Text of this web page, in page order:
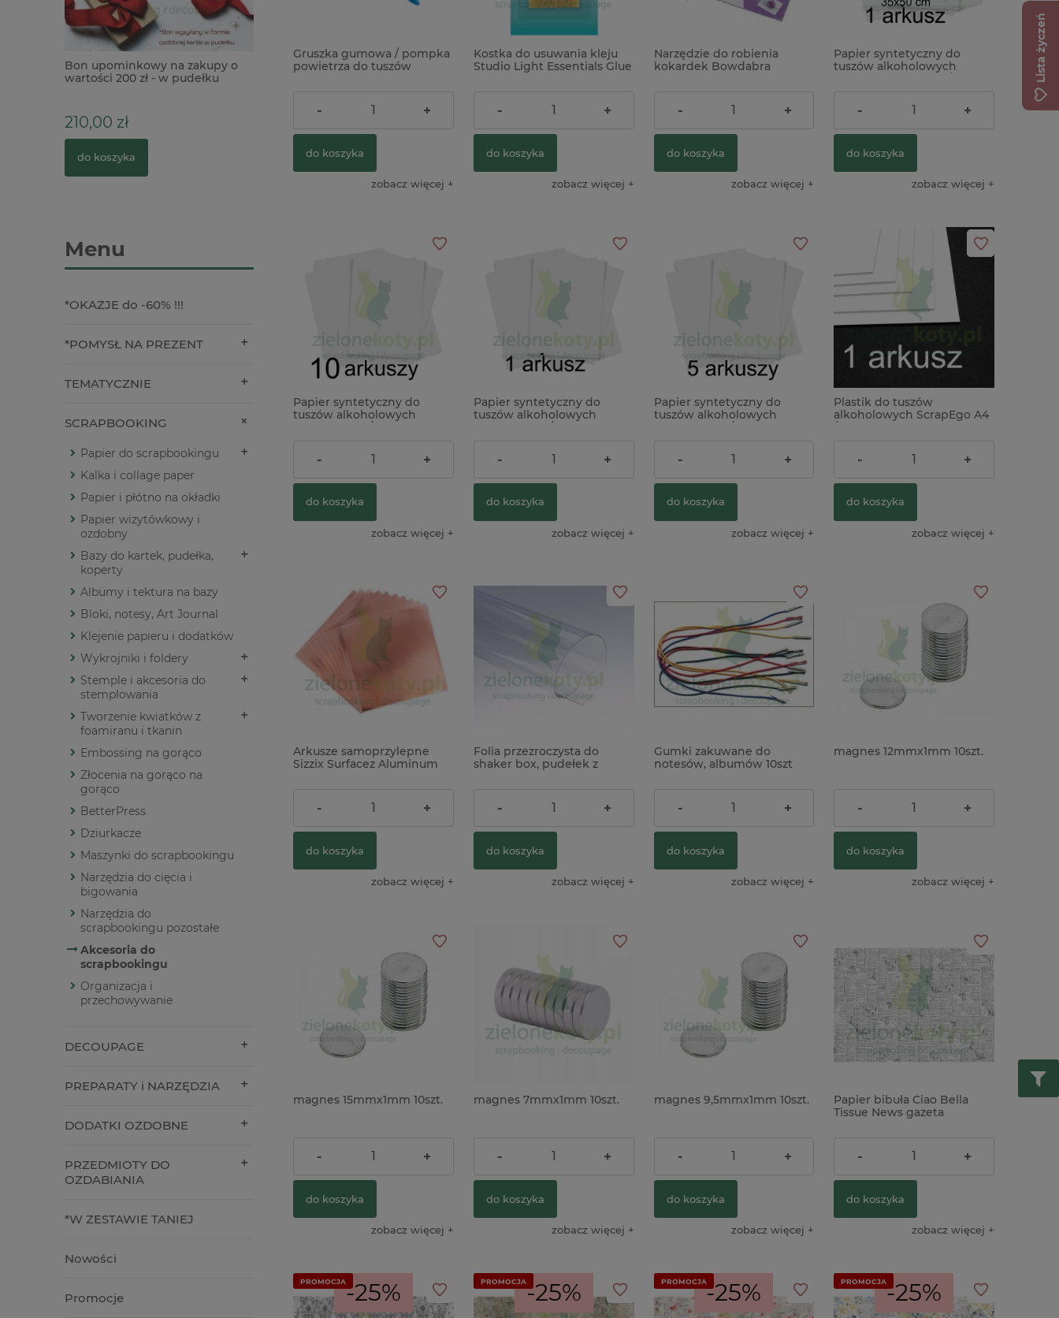
Bon upominkowy na zakupy o
wartości 200 zł - w pudełku
210,00 zł
do koszyka
Płótno introligatorskie
do koszyka
Dłutko kulkowe Stamperia
do koszyka
Forma foremka silikonowa Prima
Cena regularna:109,01 zł
Menu
*OKAZJE do -60% !!!
*POMYSŁ NA PREZENT
TEMATYCZNIE
SCRAPBOOKING
Papier do scrapbookingu
Kalka i collage paper
Papier i płótno na okładki
Papier wizytówkowy i
ozdobny
Bazy do kartek, pudełka,
koperty
Albumy i tektura na bazy
Bloki, notesy, Art Journal
Klejenie papieru i dodatków
Wykrojniki i foldery
Stemple i akcesoria do
stemplowania
Tworzenie kwiatków z
foamiranu i tkanin
Embossing na gorąco
Złocenia na gorąco na
gorąco
BetterPress
Dziurkacze
Maszynki do scrapbookingu
Narzędzia do cięcia i
bigowania
Narzędzia do
scrapbookingu pozostałe
Akcesoria do
scrapbookingu
Organizacja i
przechowywanie
DECOUPAGE
PREPARATY i NARZĘDZIA
DODATKI OZDOBNE
PRZEDMIOTY DO
OZDABIANIA
*W ZESTAWIE TANIEJ
Nowości
Promocje
Gruszka gumowa / pompka
powietrza do tuszów
19,90 zł
- +
do koszyka
zobacz więcej
Kostka do usuwania kleju
Studio Light Essentials Glue
15,00 zł
- +
do koszyka
zobacz więcej
Narzędzie do robienia
kokardek Bowdabra
59,90 zł
- +
do koszyka
zobacz więcej
Papier syntetyczny do
tuszów alkoholowych
8,90 zł
- +
do koszyka
zobacz więcej
Papier syntetyczny do
tuszów alkoholowych
ScrapEgo A4 / 10szt.
49,90 zł
- +
do koszyka
zobacz więcej
Papier syntetyczny do
tuszów alkoholowych
ScrapEgo A4 / 1szt.
5,90 zł
- +
do koszyka
zobacz więcej
Papier syntetyczny do
tuszów alkoholowych
ScrapEgo A4 / 5szt.
27,90 zł
- +
do koszyka
zobacz więcej
Plastik do tuszów
alkoholowych ScrapEgo A4
/ 1szt. biały
4,90 zł
- +
do koszyka
zobacz więcej
Arkusze samoprzylepne
Sizzix Surfacez Aluminum
36,00 zł
- +
do koszyka
zobacz więcej
Folia przezroczysta do
shaker box, pudełek z
7,90 zł
- +
do koszyka
zobacz więcej
Gumki zakuwane do
notesów, albumów 10szt
5,90 zł
- +
do koszyka
zobacz więcej
magnes 12mmx1mm 10szt.
11,90 zł
- +
do koszyka
zobacz więcej
magnes 15mmx1mm 10szt.
14,90 zł
- +
do koszyka
zobacz więcej
magnes 7mmx1mm 10szt.
5,90 zł
- +
do koszyka
zobacz więcej
magnes 9,5mmx1mm 10szt.
7,90 zł
- +
do koszyka
zobacz więcej
Papier bibuła Ciao Bella
Tissue News gazeta
39,90 zł
- +
do koszyka
zobacz więcej
-25%
PROMOCJA -25%
PROMOCJA -25%
PROMOCJA -25%
PROMOCJA
Lista życzeń